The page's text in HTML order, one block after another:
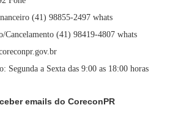
(41) 98855-2497 whats
Cancelamento (41) 98419-4807 whats
Segunda a Sexta das 9:00 as 18:00 horas
emails do CoreconPR